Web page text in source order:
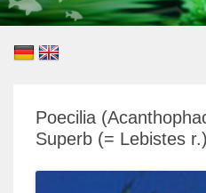
Poecilia
Superb (= Lebistes